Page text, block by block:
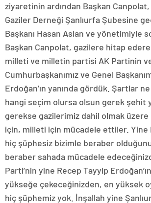
ziyaretinin ardından Başkan
Gaziler Derneği Şanlıurfa Şubesine
Başkanı Hasan Aslan ve yönetimiyle
Başkan Canpolat, gazilere hitap
milleti ve milletin partisi AK Partinin
Cumhurbaşkanımız ve Genel
Erdoğan’ın yanında gördük. Şartlar
hangi seçim olursa olsun gerek şehit
gerekse gazilerimiz dahil olmak
için, milleti için mücadele ettiler. Yine
hiç şüphesiz bizimle beraber
beraber sahada mücadele
Parti’nin yine Recep Tayyip
yükseğe çekeceğinizden, en yüksek
hiç şüphemiz yok. İnşallah yine